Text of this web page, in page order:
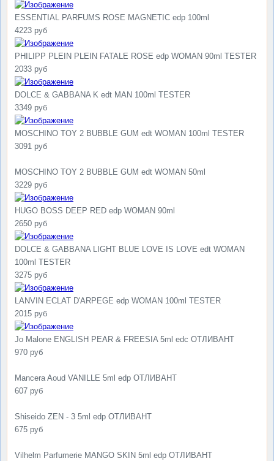
ESSENTIAL PARFUMS ROSE MAGNETIC edp 100ml
4223 руб
PHILIPP PLEIN PLEIN FATALE ROSE edp WOMAN 90ml TESTER
2033 руб
DOLCE & GABBANA K edt MAN 100ml TESTER
3349 руб
MOSCHINO TOY 2 BUBBLE GUM edt WOMAN 100ml TESTER
3091 руб
MOSCHINO TOY 2 BUBBLE GUM edt WOMAN 50ml
3229 руб
HUGO BOSS DEEP RED edp WOMAN 90ml
2650 руб
DOLCE & GABBANA LIGHT BLUE LOVE IS LOVE edt WOMAN
100ml TESTER
3275 руб
LANVIN ECLAT D'ARPEGE edp WOMAN 100ml TESTER
2015 руб
Jo Malone ENGLISH PEAR & FREESIA 5ml edc ОТЛИВАНТ
970 руб
Mancera Aoud VANILLE 5ml edp ОТЛИВАНТ
607 руб
Shiseido ZEN - 3 5ml edp ОТЛИВАНТ
675 руб
Vilhelm Parfumerie MANGO SKIN 5ml edp ОТЛИВАНТ